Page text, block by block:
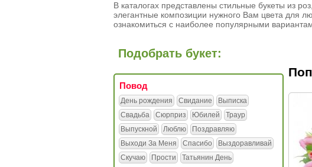
В каталогах представлены стильные букеты из
элегантные композиции нужного Вам цвета для
ознакомиться с наиболее популярными
Подобрать букет:
Повод
День рождения Свидание
Выписка
Свадьба
Сюрприз Юбилей
Траур
Выпускной
Люблю
Поздравляю
Выходи За Меня
Спасибо
Выздоравливай
Скучаю
Прости Татьянин День